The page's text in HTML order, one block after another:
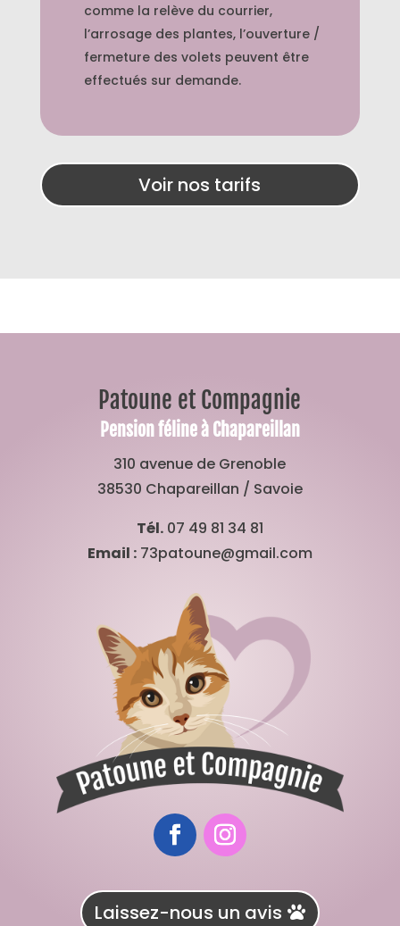
comme la relève du courrier,
l’arrosage des plantes, l’ouverture /
fermeture des volets peuvent être
effectués sur demande.
Voir nos tarifs
Patoune et Compagnie
Pension féline à Chapareillan
310 avenue de Grenoble
38530 Chapareillan / Savoie
Tél.07 49 81 34 81
Email :73patoune@gmail.com
Laissez-nous un avis